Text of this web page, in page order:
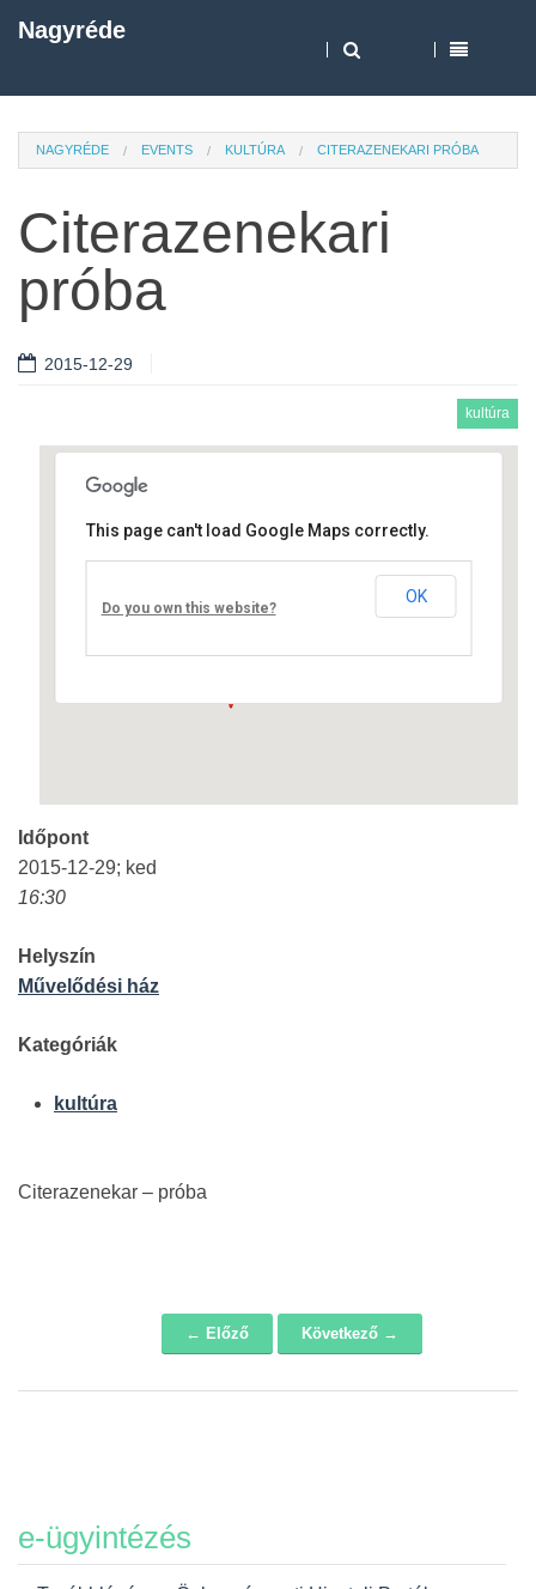
Nagyréde
NAGYRÉDE EVENTS KULTÚRA CITERAZENEKARI PRÓBA
Citerazenekari
próba
2015-12-29
kultúra
Művelődési ház
Fő út 8 - Nagyréde
This page can't load Google Maps correctly.
Do you own this website?
OK
Időpont
2015-12-29; ked
16:30
Helyszín
Művelődési ház
Kategóriák
kultúra
Citerazenekar – próba
← Előző Következő →
e-ügyintézés